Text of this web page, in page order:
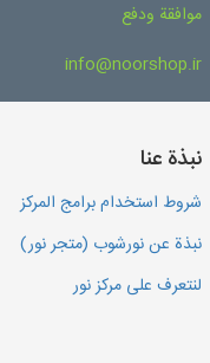
موافقة ودفع
info@noorshop.ir
نبذة عنا
شروط استخدام برامج المركز
نبذة عن نورشوب (متجر نور)
لنتعرف على مركز نور